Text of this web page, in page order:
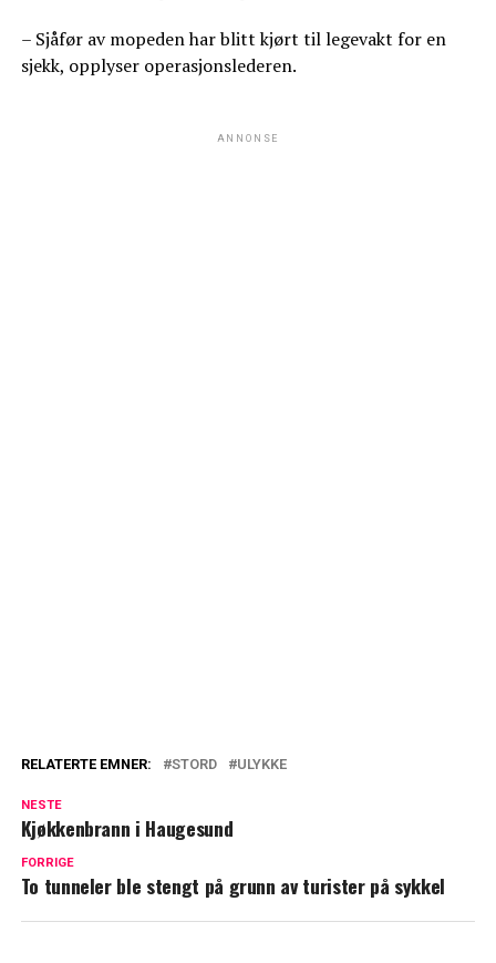
– Sjåfør av mopeden har blitt kjørt til legevakt for en
sjekk, opplyser operasjonslederen.
ANNONSE
RELATERTE EMNER: STORD ULYKKE
NESTE
Kjøkkenbrann i Haugesund
FORRIGE
To tunneler ble stengt på grunn av turister på sykkel